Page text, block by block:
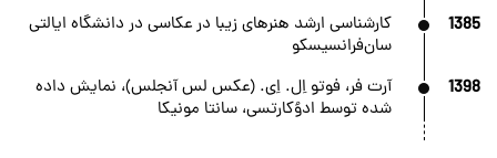
1385
کارشناسی ارشد هنرهای زیبا در عکاسی در دانشگاه ایالتی
سان‌فرانسیسکو
1398
آرت فر، فوتو اِل. اِی. (عکس لس آنجلس)، نمایش داده
شده توسط ادوُکارتسی، سانتا مونیکا